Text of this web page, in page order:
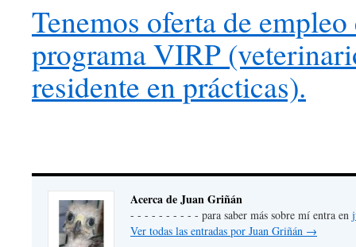
Tenemos oferta de
programa VIRP
residente en prácticas).
Acerca de Juan Griñán
- - - - - - - - - - para saber más sobre mí entra en
Ver todas las entradas por Juan Griñán →